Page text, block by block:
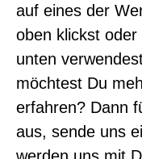
auf eines der
oben klickst
unten
möchtest Du
erfahren? Dann
aus, sende uns
werden uns mit